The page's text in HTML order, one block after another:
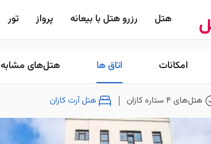
هتل رزرو هتل با بیعانه پرواز تور
امکانات اتاق ها هتل‌های مشابه
هتل‌های 4 ستاره کازان هتل آرت کازان